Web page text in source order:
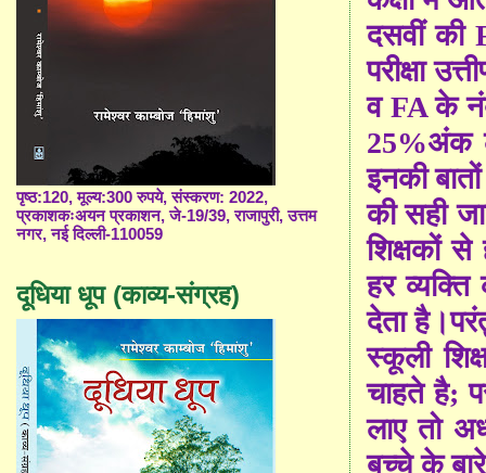
दसवीं की
परीक्षा
वFAके
25%अंक
इनकी
की सही
शिक्षकों से
हर
देता
स्कूली
चाहते है;
लाए तो
बच्चे के
पृष्ठ:120, मूल्य:300 रुपये, संस्करण: 2022,
प्रकाशकःअयन प्रकाशन, जे-19/39, राजापुरी, उत्तम
नगर, नई दिल्ली-110059
दूधिया धूप (काव्य-संग्रह)